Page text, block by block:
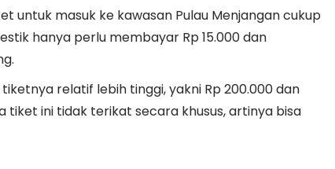
untuk masuk ke kawasan Pulau Menjangan cukup
hanya perlu membayar Rp 15.000 dan
relatif lebih tinggi, yakni Rp 200.000 dan
tiket ini tidak terikat secara khusus, artinya bisa